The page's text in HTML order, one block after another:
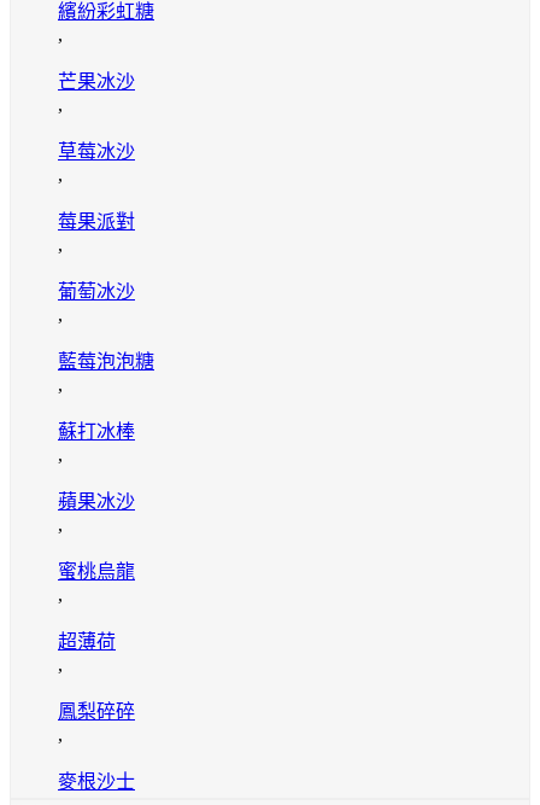
繽紛彩虹糖
,
芒果冰沙
,
草莓冰沙
,
莓果派對
,
葡萄冰沙
,
藍莓泡泡糖
,
蘇打冰棒
,
蘋果冰沙
,
蜜桃烏龍
,
超薄荷
,
鳳梨碎碎
,
麥根沙士